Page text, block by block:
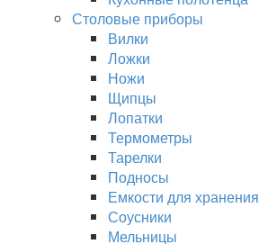
Столовые приборы
Вилки
Ложки
Ножи
Щипцы
Лопатки
Термометры
Тарелки
Подносы
Емкости для хранения
Соусники
Мельницы